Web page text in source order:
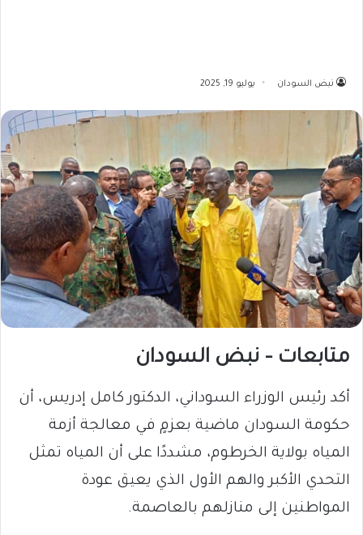
نبض السودان يوليو 19, 2025
متابعات – نبض السودان
أكد رئيس الوزراء السوداني، الدكتور كامل إدريس، أن
حكومة السودان ماضية بعزمٍ في معالجة أزمة
المياه بولاية الخرطوم، مشددًا على أن المياه تمثل
التحدي الأكبر والهم الأول الذي يعيق عودة
المواطنين إلى منازلهم بالعاصمة.